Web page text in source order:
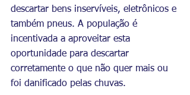
descartar bens inservíveis, eletrônicos e
também pneus. A população é
incentivada a aproveitar esta
oportunidade para descartar
corretamente o que não quer mais ou
foi danificado pelas chuvas.